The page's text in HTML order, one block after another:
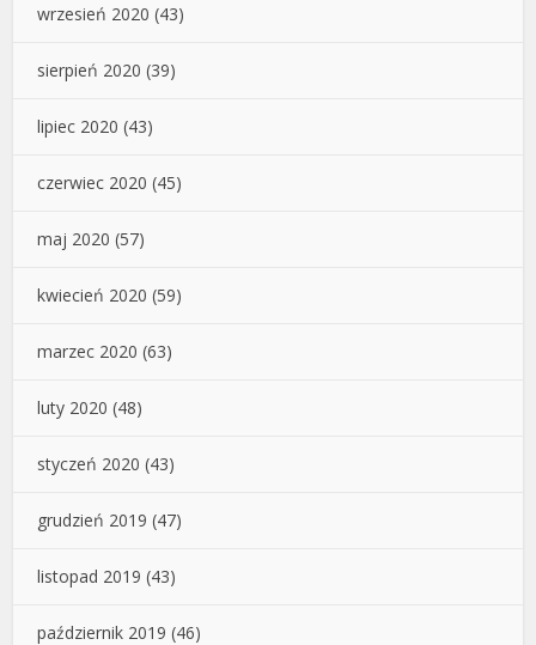
wrzesień 2020 (43)
sierpień 2020 (39)
lipiec 2020 (43)
czerwiec 2020 (45)
maj 2020 (57)
kwiecień 2020 (59)
marzec 2020 (63)
luty 2020 (48)
styczeń 2020 (43)
grudzień 2019 (47)
listopad 2019 (43)
październik 2019 (46)